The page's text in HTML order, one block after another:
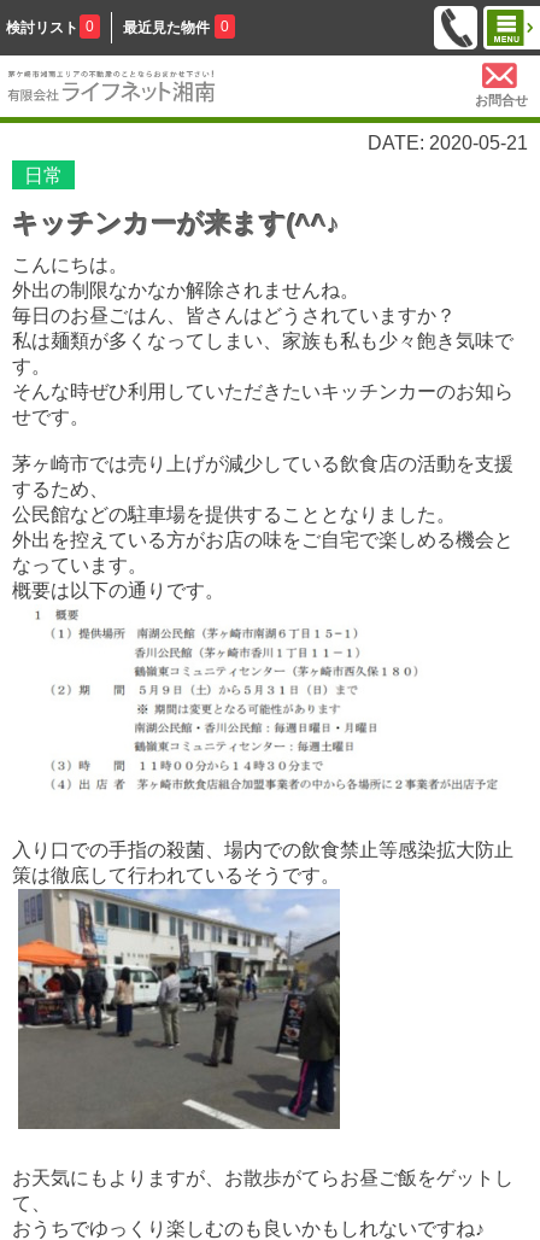
検討リスト 0 最近見た物件 0
お問合せ
DATE: 2020-05-21
日常
キッチンカーが来ます(^^♪
こんにちは。
外出の制限なかなか解除されませんね。
毎日のお昼ごはん、皆さんはどうされていますか？
私は麺類が多くなってしまい、家族も私も少々飽き気味で
す。
そんな時ぜひ利用していただきたいキッチンカーのお知ら
せです。
茅ヶ崎市では売り上げが減少している飲食店の活動を支援
するため、
公民館などの駐車場を提供することとなりました。
外出を控えている方がお店の味をご自宅で楽しめる機会と
なっています。
概要は以下の通りです。
入り口での手指の殺菌、場内での飲食禁止等感染拡大防止
策は徹底して行われているそうです。
お天気にもよりますが、お散歩がてらお昼ご飯をゲットし
て、
おうちでゆっくり楽しむのも良いかもしれないですね♪